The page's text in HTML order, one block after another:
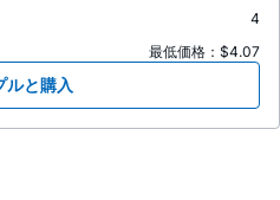
4
最低価格：$4.07
ルと購入